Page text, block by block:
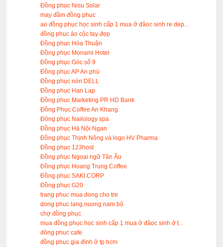
Đồng phục Nisu Solar
may đầm đồng phục
ao đồng phục học sinh cấp 1 mua ở đâoc sinh re dep...
đồng phục áo cộc tay đẹp
Đồng phục Hòa Thuận
Đồng phục Monami Hotel
Đồng phục Góc số 9
Đồng phục AP An phú
Đồng phục nón DELL
Đồng phục Han Lap
Đồng phuc Marketing PR HD Bank
Đồng Phục Coffee An Khang
Đông phục Nailology spa
Đồng phục Hà Nội Ngan
Đồng phục Thịnh Nông và logo HV Pharma
Đồng phục 123host
Đồng phục Ngoại ngữ Tân Âu
Đồng phục Hoang Trung Coffee
Đồng phục SAKI CORP
Đồng phục G20
trang phuc mua dong cho tre
dong phuc lang nuong nam bô
chợ đồng phục
mua đồng phục học sinh cấp 1 mua ở đâọc sinh ở t...
đông phuc cafe
đồng phục gia đình ở tp hcm